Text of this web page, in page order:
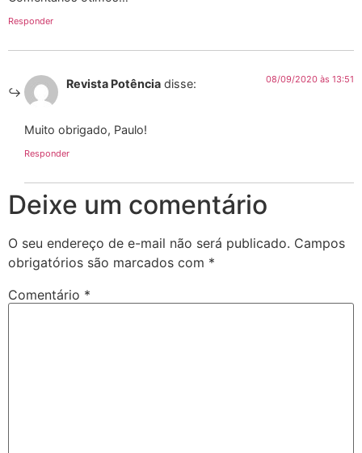
Responder
Revista Potência disse: 08/09/2020 às 13:51
Muito obrigado, Paulo!
Responder
Deixe um comentário
O seu endereço de e-mail não será publicado. Campos
obrigatórios são marcados com *
Comentário *